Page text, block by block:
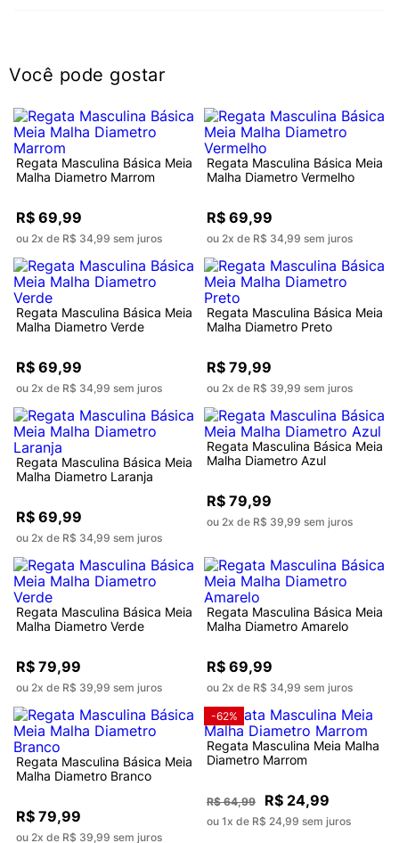
Você pode gostar
Regata Masculina Básica Meia
Malha Diametro Marrom
R$ 69,99
ou 2x de R$ 34,99 sem juros
Regata Masculina Básica Meia
Malha Diametro Vermelho
R$ 69,99
ou 2x de R$ 34,99 sem juros
Regata Masculina Básica Meia
Malha Diametro Verde
R$ 69,99
ou 2x de R$ 34,99 sem juros
Regata Masculina Básica Meia
Malha Diametro Preto
R$ 79,99
ou 2x de R$ 39,99 sem juros
Regata Masculina Básica Meia
Malha Diametro Laranja
R$ 69,99
ou 2x de R$ 34,99 sem juros
Regata Masculina Básica Meia
Malha Diametro Azul
R$ 79,99
ou 2x de R$ 39,99 sem juros
Regata Masculina Básica Meia
Malha Diametro Verde
R$ 79,99
ou 2x de R$ 39,99 sem juros
Regata Masculina Básica Meia
Malha Diametro Amarelo
R$ 69,99
ou 2x de R$ 34,99 sem juros
Regata Masculina Básica Meia
Malha Diametro Branco
R$ 79,99
ou 2x de R$ 39,99 sem juros
-62%
Regata Masculina Meia Malha
Diametro Marrom
R$ 64,99 R$ 24,99
ou 1x de R$ 24,99 sem juros